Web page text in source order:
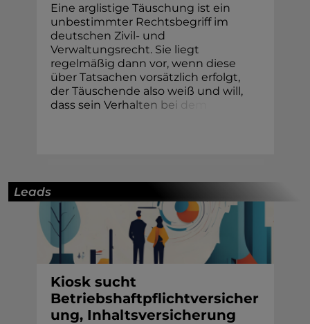
Eine arglistige Täuschung ist ein
unbestimmter Rechtsbegriff im
deutschen Zivil- und
Verwaltungsrecht. Sie liegt
regelmäßig dann vor, wenn diese
über Tatsachen vorsätzlich erfolgt,
der Täuschende also weiß und will,
dass sein Verhalten bei d
Leads
Kiosk sucht
Betriebshaftpflichtversicher
ung, Inhaltsversicherung